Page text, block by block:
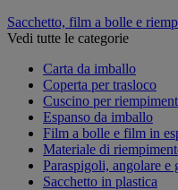
Sacchetto, film a bolle e
Vedi tutte le categorie
Carta da imballo
Coperta per trasloco
Cuscino per
Espanso da imballo
Film a bolle e film in
Materiale di
Paraspigoli, angolare e
Sacchetto in plastica